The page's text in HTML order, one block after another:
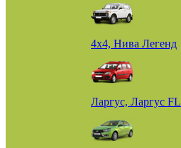
4х4, Нива Легенд
Ларгус, Ларгус FL